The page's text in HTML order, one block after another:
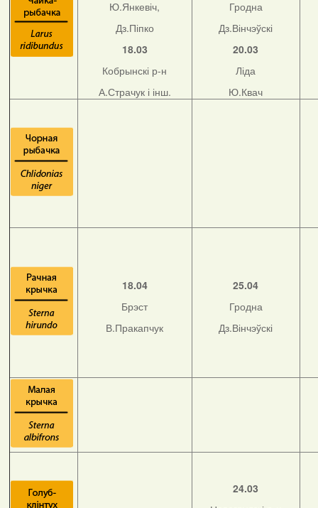
Ю.Янкевіч,
Дз.Піпко
18.03
Кобрынскі р-н
А.Страчук і інш.
Гродна
Дз.Вінчэўскі
20.03
Ліда
Ю.Квач
18.04
Брэст
В.Пракапчук
25.04
Гродна
Дз.Вінчэўскі
24.03